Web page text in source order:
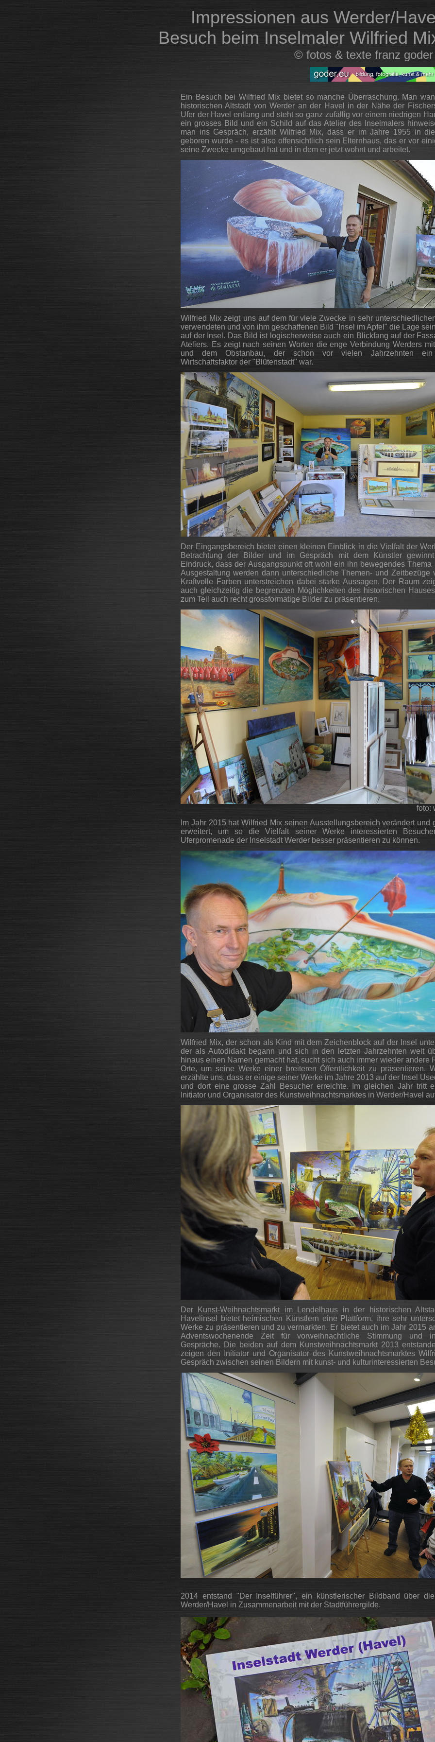
Impressionen aus Werder/
Besuch beim Inselmaler Wilfried
© fotos & texte franz
Ein Besuch bei Wilfried Mix bietet so manche Überraschung. Man
historischen Altstadt von Werder an der Havel in der Nähe der
Ufer der Havel entlang und steht so ganz zufällig vor einem niedrigen
ein grosses Bild und ein Schild auf das Atelier des Inselmalers
man ins Gespräch, erzählt Wilfried Mix, dass er im Jahre 1955 in
geboren wurde - es ist also offensichtlich sein Elternhaus, das er vor
seine Zwecke umgebaut hat und in dem er jetzt wohnt und arbeitet.
Wilfried Mix zeigt uns auf dem für viele Zwecke in sehr
verwendeten und von ihm geschaffenen Bild "Insel im Apfel" die Lage
auf der Insel. Das Bild ist logischerweise auch ein Blickfang auf der
Ateliers. Es zeigt nach seinen Worten die enge Verbindung Werders
und dem Obstanbau, der schon vor vielen Jahrzehnten ein
Wirtschaftsfaktor der "Blütenstadt" war.
Der Eingangsbereich bietet einen kleinen Einblick in die Vielfalt der
Betrachtung der Bilder und im Gespräch mit dem Künstler
Eindruck, dass der Ausgangspunkt oft wohl ein ihn bewegendes Thema
Ausgestaltung werden dann unterschiedliche Themen- und Zeitbezüge
Kraftvolle Farben unterstreichen dabei starke Aussagen. Der Raum
auch gleichzeitig die begrenzten Möglichkeiten des historischen
zum Teil auch recht grossformatige Bilder zu präsentieren.
foto:
Im Jahr 2015 hat Wilfried Mix seinen Ausstellungsbereich verändert und
erweitert, um so die Vielfalt seiner Werke interessierten
Uferpromenade der Inselstadt Werder besser präsentieren zu können.
Wilfried Mix, der schon als Kind mit dem Zeichenblock auf der Insel
der als Autodidakt begann und sich in den letzten Jahrzehnten weit
hinaus einen Namen gemacht hat, sucht sich auch immer wieder andere
Orte, um seine Werke einer breiteren Öffentlichkeit zu präsentieren.
erzählte uns, dass er einige seiner Werke im Jahre 2013 auf der Insel
und dort eine grosse Zahl Besucher erreichte. Im gleichen Jahr tritt
Initiator und Organisator des Kunstweihnachtsmarktes in Werder/Havel
Der Kunst-Weihnachtsmarkt im Lendelhaus in der historischen
Havelinsel bietet heimischen Künstlern eine Plattform, ihre sehr
Werke zu präsentieren und zu vermarkten. Er bietet auch im Jahr 2015
Adventswochenende Zeit für vorweihnachtliche Stimmung und
Gespräche. Die beiden auf dem Kunstweihnachtsmarkt 2013
zeigen den Initiator und Organisator des Kunstweihnachtsmarktes
Gespräch zwischen seinen Bildern mit kunst- und kulturinteressierten
2014 entstand "Der Inselführer", ein künstlerischer Bildband über
Werder/Havel in Zusammenarbeit mit der Stadtführergilde.